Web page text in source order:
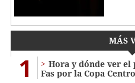
MÁS
1
Hora y dónde ver el
Fas por la Copa